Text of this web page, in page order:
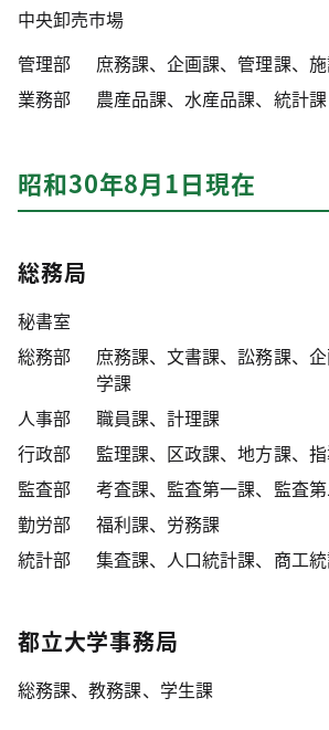
中央卸売市場
管理部
庶務課、企画課、管理課、
業務部
農産品課、水産品課、統計課
昭和30年8月1日現在
総務局
秘書室
総務部
庶務課、文書課、訟務課、
学課
人事部
職員課、計理課
行政部
監理課、区政課、地方課、
監査部
考査課、監査第一課、監査
勤労部
福利課、労務課
統計部
集査課、人口統計課、商工
都立大学事務局
総務課、教務課、学生課